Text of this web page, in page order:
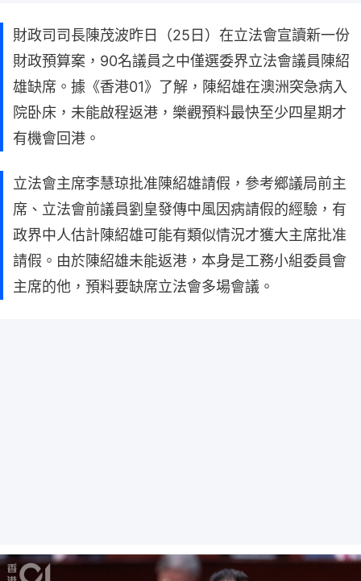
財政司司長陳茂波昨日（25日）在立法會宣讀新一份
財政預算案，90名議員之中僅選委界立法會議員陳紹
雄缺席。據《香港01》了解，陳紹雄在澳洲突急病入
院卧床，未能啟程返港，樂觀預料最快至少四星期才
有機會回港。
立法會主席李慧琼批准陳紹雄請假，參考鄉議局前主
席、立法會前議員劉皇發傳中風因病請假的經驗，有
政界中人估計陳紹雄可能有類似情況才獲大主席批准
請假。由於陳紹雄未能返港，本身是工務小組委員會
主席的他，預料要缺席立法會多場會議。